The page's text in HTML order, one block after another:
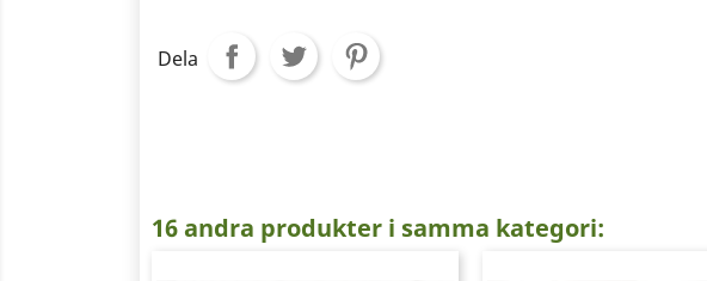
Dela
16 andra produkter i samma kategori: